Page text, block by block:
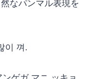
なパンマル表現を
이 껴.